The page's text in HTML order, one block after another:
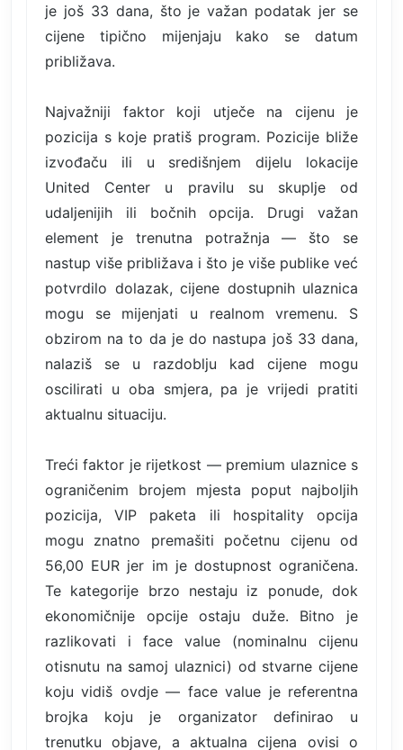
je još 33 dana, što je važan podatak jer se
cijene tipično mijenjaju kako se datum
približava.
Najvažniji faktor koji utječe na cijenu je
pozicija s koje pratiš program. Pozicije bliže
izvođaču ili u središnjem dijelu lokacije
United Center u pravilu su skuplje od
udaljenijih ili bočnih opcija. Drugi važan
element je trenutna potražnja — što se
nastup više približava i što je više publike već
potvrdilo dolazak, cijene dostupnih ulaznica
mogu se mijenjati u realnom vremenu. S
obzirom na to da je do nastupa još 33 dana,
nalaziš se u razdoblju kad cijene mogu
oscilirati u oba smjera, pa je vrijedi pratiti
aktualnu situaciju.
Treći faktor je rijetkost — premium ulaznice s
ograničenim brojem mjesta poput najboljih
pozicija, VIP paketa ili hospitality opcija
mogu znatno premašiti početnu cijenu od
56,00 EUR jer im je dostupnost ograničena.
Te kategorije brzo nestaju iz ponude, dok
ekonomičnije opcije ostaju duže. Bitno je
razlikovati i face value (nominalnu cijenu
otisnutu na samoj ulaznici) od stvarne cijene
koju vidiš ovdje — face value je referentna
brojka koju je organizator definirao u
trenutku objave, a aktualna cijena ovisi o